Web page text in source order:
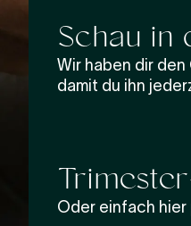
Schau in
Wir haben dir
damit du ihn
Oder einfach hier